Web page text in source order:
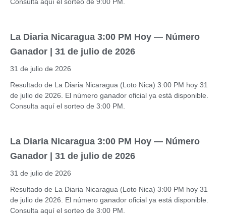
La Diaria Nicaragua 3:00 PM Hoy — Número
Ganador | 31 de julio de 2026
31 de julio de 2026
Resultado de La Diaria Nicaragua (Loto Nica) 3:00 PM hoy 31
de julio de 2026. El número ganador oficial ya está disponible.
Consulta aquí el sorteo de 3:00 PM.
La Diaria Nicaragua 3:00 PM Hoy — Número
Ganador | 31 de julio de 2026
31 de julio de 2026
Resultado de La Diaria Nicaragua (Loto Nica) 3:00 PM hoy 31
de julio de 2026. El número ganador oficial ya está disponible.
Consulta aquí el sorteo de 3:00 PM.